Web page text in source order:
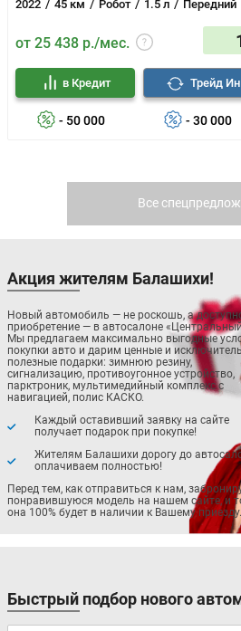
2022 45 км Робот 1.5 л Передний
от 25 438 р./мес.
- 50 000
в Кредит
- 30 000
Трейд Ин
Все
Акция жителям Балашихи!
Новый автомобиль — не роскошь, а
приобретение — в автосалоне
Мы предлагаем максимально выгодные
покупки авто и дарим ценные и
полезные подарки: зимнюю резину,
сигнализацию, противоугонное устройство,
парктроник, мультимедийный комплекс с
навигацией, полис КАСКО.
Каждый оставивший заявку на сайте
получает подарок при покупке!
Жителям Балашихи дорогу до
оплачиваем полностью!
Перед тем, как отправиться к нам,
понравившуюся модель на нашем сайте, и
она 100% будет в наличии к Вашему приезду.
Быстрый подбор нового